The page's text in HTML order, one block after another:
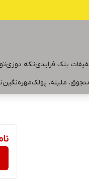
بلک فرایدیتکه دوزی
ملیله، پولکمهرهنگین